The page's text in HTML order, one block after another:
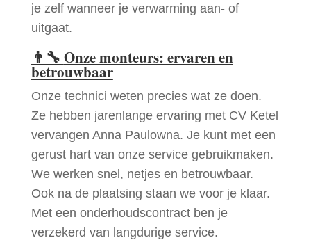
je zelf wanneer je verwarming aan- of
uitgaat.
👨‍🔧 Onze monteurs: ervaren en
betrouwbaar
Onze technici weten precies wat ze doen.
Ze hebben jarenlange ervaring met CV Ketel
vervangen Anna Paulowna. Je kunt met een
gerust hart van onze service gebruikmaken.
We werken snel, netjes en betrouwbaar.
Ook na de plaatsing staan we voor je klaar.
Met een onderhoudscontract ben je
verzekerd van langdurige service.